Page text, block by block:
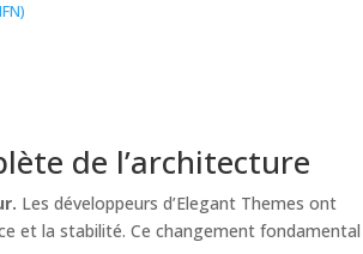
de l’architecture
Les développeurs d’Elegant Themes ont
et la stabilité. Ce changement